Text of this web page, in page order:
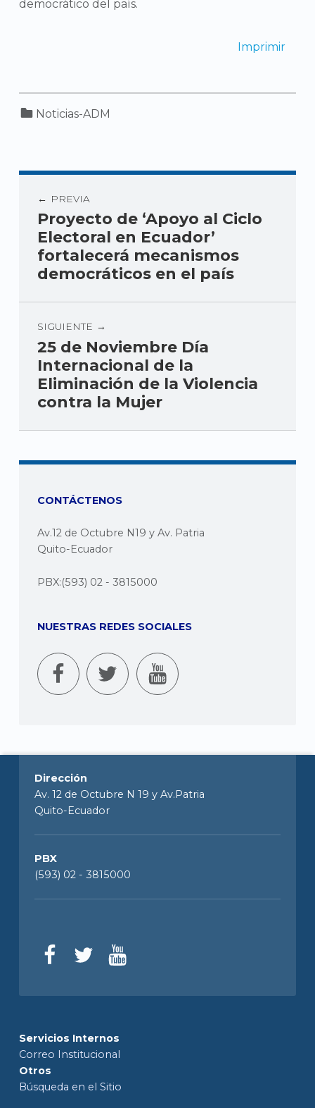
democrático del país.
Imprimir
Categorized in:
Noticias-ADM
PREVIA
Proyecto de ‘Apoyo al Ciclo
Electoral en Ecuador’
fortalecerá mecanismos
democráticos en el país
SIGUIENTE
25 de Noviembre Día
Internacional de la
Eliminación de la Violencia
contra la Mujer
CONTÁCTENOS
Av.12 de Octubre N19 y Av. Patria
Quito-Ecuador
PBX:(593) 02 - 3815000
NUESTRAS REDES SOCIALES
Dirección
Av. 12 de Octubre N 19 y Av.Patria
Quito-Ecuador
PBX
(593) 02 - 3815000
Servicios Internos
Correo Institucional
Otros
Búsqueda en el Sitio